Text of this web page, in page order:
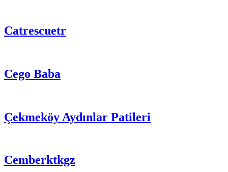
Catrescuetr
Cego Baba
Çekmeköy Aydınlar Patileri
Cemberktkgz